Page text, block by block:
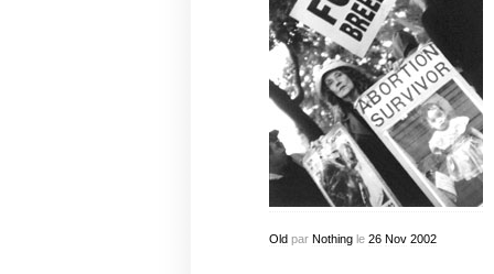
Oldpar Nothingle 26 Nov 2002